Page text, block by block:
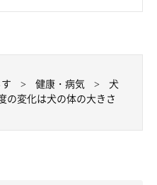
が始まります。
っぱいな時期だからこそ、飼
ることがあります。
健康・病気
犬
変化は犬の体の大きさ